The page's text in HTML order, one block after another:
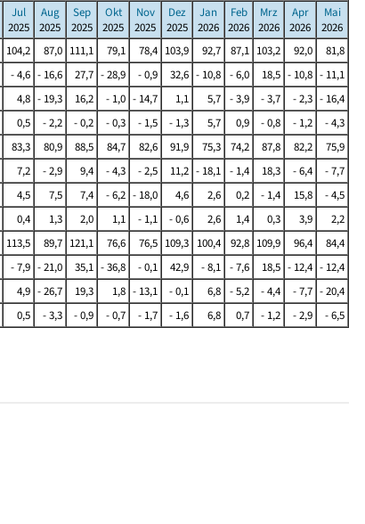
Jul
2025
Aug
2025
Sep
2025
Okt
2025
Nov
2025
Dez
2025
Jan
2026
Feb
2026
Mrz
2026
Apr
2026
Mai
2026
104,2 87,0 111,1 79,1 78,4 103,9 92,7 87,1 103,2 92,0
81,8
- 4,6 - 16,6 27,7 - 28,9 - 0,9 32,6 - 10,8 - 6,0 18,5 - 10,8 - 11,1
4,8 - 19,3 16,2 - 1,0 - 14,7 1,1 5,7 - 3,9 - 3,7 - 2,3 - 16,4
0,5 - 2,2 - 0,2 - 0,3 - 1,5 - 1,3 5,7 0,9 - 0,8 - 1,2
- 4,3
83,3 80,9 88,5 84,7 82,6 91,9 75,3 74,2 87,8 82,2
75,9
7,2 - 2,9 9,4 - 4,3 - 2,5 11,2 - 18,1 - 1,4 18,3 - 6,4
- 7,7
4,5 7,5 7,4 - 6,2 - 18,0 4,6 2,6 0,2 - 1,4 15,8
- 4,5
0,4 1,3 2,0 1,1 - 1,1 - 0,6 2,6 1,4 0,3 3,9
2,2
113,5 89,7 121,1 76,6 76,5 109,3 100,4 92,8 109,9 96,4
84,4
- 7,9 - 21,0 35,1 - 36,8 - 0,1 42,9 - 8,1 - 7,6 18,5 - 12,4 - 12,4
4,9 - 26,7 19,3 1,8 - 13,1 - 0,1 6,8 - 5,2 - 4,4 - 7,7 - 20,4
0,5 - 3,3 - 0,9 - 0,7 - 1,7 - 1,6 6,8 0,7 - 1,2 - 2,9 - 6,5